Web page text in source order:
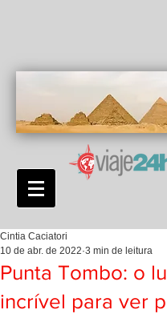
Punta Tombo: o
incrível para ver
Cintia Caciatori
10 de abr. de 2022 3 min de leitura